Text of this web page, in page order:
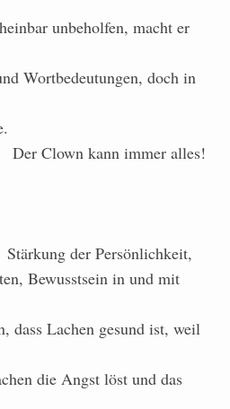
unbeholfen, macht er
Wortbedeutungen, doch in
kann immer alles!
der Persönlichkeit,
Bewusstsein in und mit
dass Lachen gesund ist, weil
die Angst löst und das